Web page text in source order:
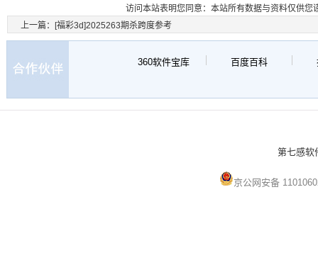
访问本站表明您同意：本站所有数据与资料仅供
上一篇： [福彩3d]2025263期杀跨度参考
360软件宝库 百度百科
第七感软
京公网安备